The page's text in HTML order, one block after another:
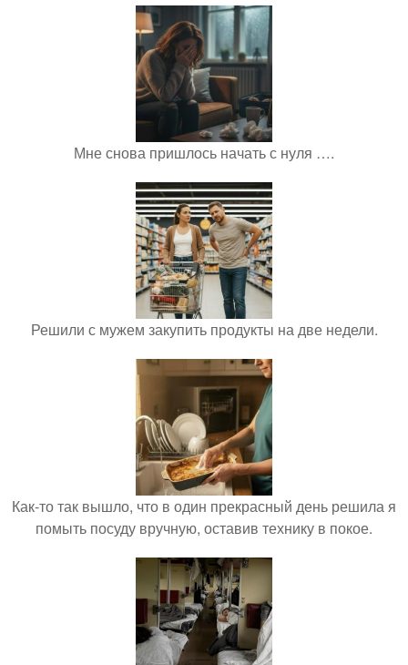
Мне снова пришлось начать с нуля ….
Решили с мужем закупить продукты на две недели.
Как-то так вышло, что в один прекрасный день решила я
помыть посуду вручную, оставив технику в покое.